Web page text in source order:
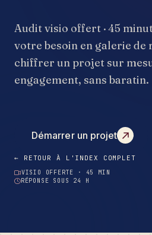
Audit visio offert · 45
votre besoin en galerie de
chiffrer un projet sur
engagement, sans baratin.
Démarrer un projet
← RETOUR À L'INDEX COMPLET
VISIO OFFERTE · 45 MIN
RÉPONSE SOUS 24 H